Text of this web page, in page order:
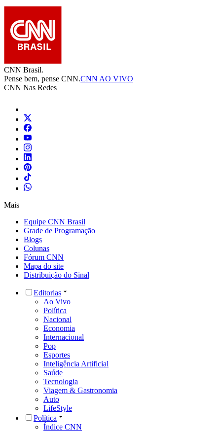
CNN Brasil.
Pense bem, pense CNN.CNN AO VIVO
CNN Nas Redes
Mais
Equipe CNN Brasil
Grade de Programação
Blogs
Colunas
Fórum CNN
Mapa do site
Distribuição do Sinal
Editorias
Ao Vivo
Política
Nacional
Economia
Internacional
Pop
Esportes
Inteligência Artificial
Saúde
Tecnologia
Viagem & Gastronomia
Auto
LifeStyle
Política
Índice CNN